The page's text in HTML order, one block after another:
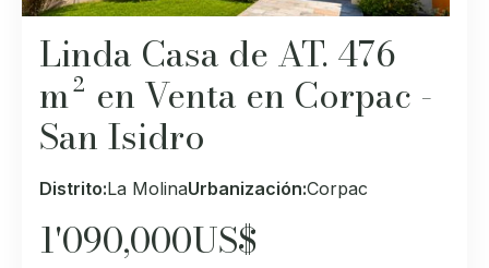
Linda Casa de AT. 476
m² en Venta en Corpac -
San Isidro
Distrito:La MolinaUrbanización:Corpac
1'090,000US$